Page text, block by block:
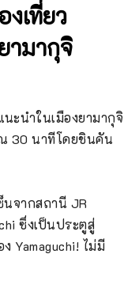
เที่ยว
ามากุจิ
ะนำในเมืองยามากุจิ
30 นาทีโดยชินคัน
จากสถานี JR
ซึ่งเป็นประตูสู่
Yamaguchi! ไม่มี